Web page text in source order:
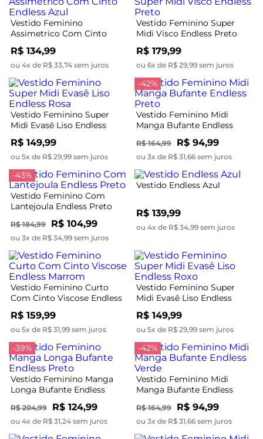
Vestido Feminino
Assimetrico Com Cinto
Endless Azul
R$ 134,99
ou 4x de R$ 33,74 sem juros
Vestido Feminino Super
Midi Visco Endless Preto
R$ 179,99
ou 6x de R$ 29,99 sem juros
Vestido Feminino Super
Midi Evasê Liso Endless
Rosa
R$ 149,99
ou 5x de R$ 29,99 sem juros
-42%
Vestido Feminino Midi
Manga Bufante Endless
R$ 164,99 R$ 94,99
ou 3x de R$ 31,66 sem juros
-43%
Vestido Feminino Com
Lantejoula Endless Preto
R$ 184,99 R$ 104,99
ou 3x de R$ 34,99 sem juros
Vestido Endless Azul
R$ 139,99
ou 4x de R$ 34,99 sem juros
Vestido Feminino Curto
Com Cinto Viscose Endless
Marrom
R$ 159,99
ou 5x de R$ 31,99 sem juros
Vestido Feminino Super
Midi Evasê Liso Endless
Roxo
R$ 149,99
ou 5x de R$ 29,99 sem juros
-39%
Vestido Feminino Manga
Longa Bufante Endless
R$ 204,99 R$ 124,99
ou 4x de R$ 31,24 sem juros
-42%
Vestido Feminino Midi
Manga Bufante Endless
R$ 164,99 R$ 94,99
ou 3x de R$ 31,66 sem juros